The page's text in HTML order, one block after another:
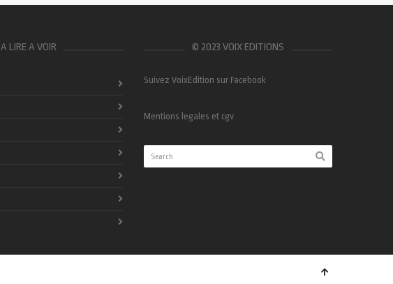
A LIRE A VOIR © 2023 VOIX EDITIONS
Suivez VoixEdition sur Facebook
Mentions legales et cgv